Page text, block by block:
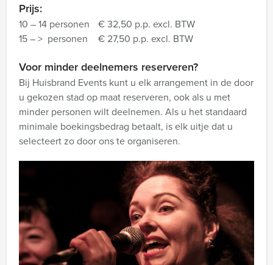
Prijs:
10 – 14 personen
€ 32,50 p.p. excl. BTW
15 – > personen
€ 27,50 p.p. excl. BTW
Voor minder deelnemers reserveren?
Bij Huisbrand Events kunt u elk arrangement in de door
u gekozen stad op maat reserveren, ook als u met
minder personen wilt deelnemen. Als u het standaard
minimale boekingsbedrag betaalt, is elk uitje dat u
selecteert zo door ons te organiseren.